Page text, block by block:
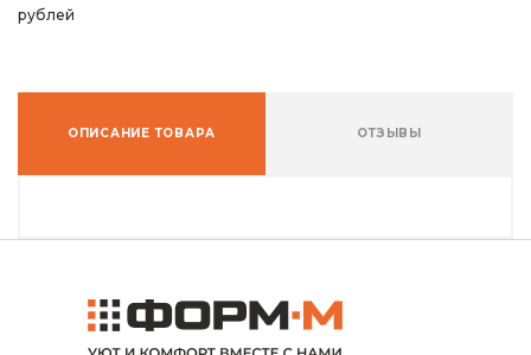
рублей
ОПИСАНИЕ ТОВАРА ОТЗЫВЫ